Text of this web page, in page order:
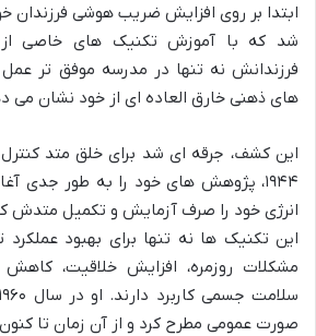
ابتدا بر روی افزایش ضریب هوشی فرزندان
شد که با آموزش تکنیک های خاصی
فرزندانش نه تنها در مدرسه موفق تر عمل
های ذهنی خارق العاده ای از خود نشان می
این کشف، جرقه ای شد برای خلق متد
۱۹۴۴، پژوهش های خود را به طور جدی
انرژی خود را صرف آزمایش و تکمیل متدش
این تکنیک ها نه تنها برای بهبود
مشکلات روزمره، افزایش خلاقیت،
صورت عمومی مطرح کرد و از آن زمان تا